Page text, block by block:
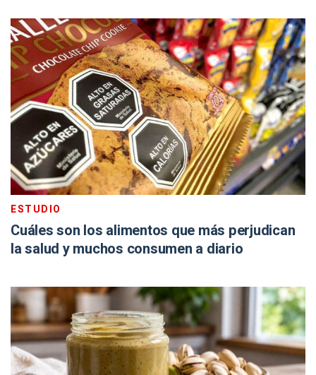
ESTUDIO
Cuáles son los alimentos que más perjudican
la salud y muchos consumen a diario